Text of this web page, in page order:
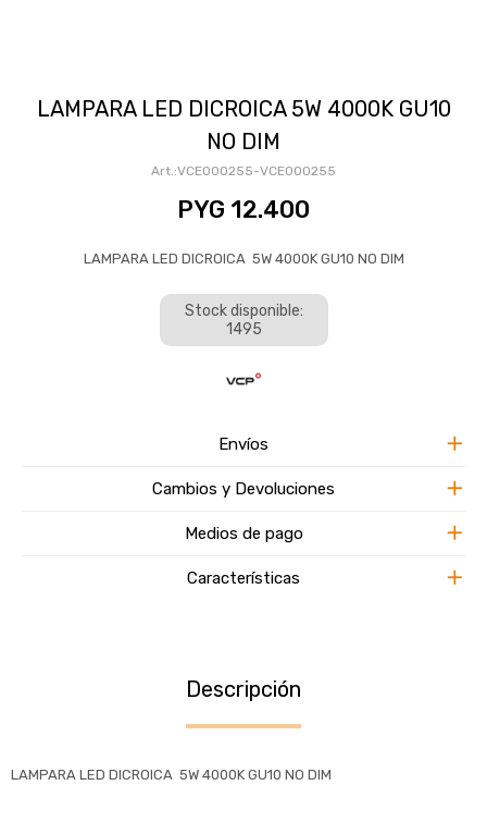
LAMPARA LED DICROICA 5W 4000K GU10
NO DIM
VCE000255-VCE000255
PYG 12.400
LAMPARA LED DICROICA 5W 4000K GU10 NO DIM
Stock disponible:
1495
Envíos
Cambios y Devoluciones
Medios de pago
Características
Descripción
LAMPARA LED DICROICA 5W 4000K GU10 NO DIM